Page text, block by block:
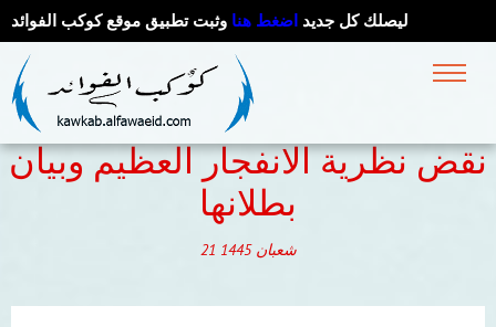
ليصلك كل جديد اضغط هنا وثبت تطبيق موقع كوكب الفوائد
نقض نظرية الانفجار العظيم وبيان
بطلانها
21 شعبان 1445